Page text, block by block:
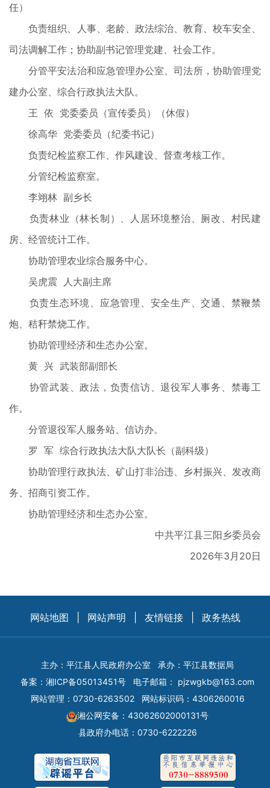
任）
负责组织、人事、老龄、政法综治、教育、校车安全、
司法调解工作；协助副书记管理党建、社会工作。
分管平安法治和应急管理办公室、司法所，协助管理党
建办公室、综合行政执法大队。
王 依 党委委员（宣传委员）（休假）
徐高华 党委委员（纪委书记）
负责纪检监察工作、作风建设、督查考核工作。
分管纪检监察室。
李翊林 副乡长
负责林业（林长制）、人居环境整治、厕改、村民建
房、经管统计工作。
协助管理农业综合服务中心。
吴虎震 人大副主席
负责生态环境、应急管理、安全生产、交通、禁鞭禁
炮、秸秆禁烧工作。
协助管理经济和生态办公室。
黄 兴 武装部副部长
协管武装、政法，负责信访、退役军人事务、禁毒工
作。
分管退役军人服务站、信访办。
罗 军 综合行政执法大队大队长（副科级）
协助管理行政执法、矿山打非治违、乡村振兴、发改商
务、招商引资工作。
协助管理经济和生态办公室。
中共平江县三阳乡委员会
2026年3月20日
网站地图 网站声明 友情链接 政务热线
主办：平江县人民政府办公室
承办：平江县数据局
备案： 湘ICP备05013451号 电子邮箱： pjzwgkb@163.com
网站管理：0730-6263502
网站标识码：4306260016
湘公网安备：43062602000131号
县政府办电话：0730-6222226